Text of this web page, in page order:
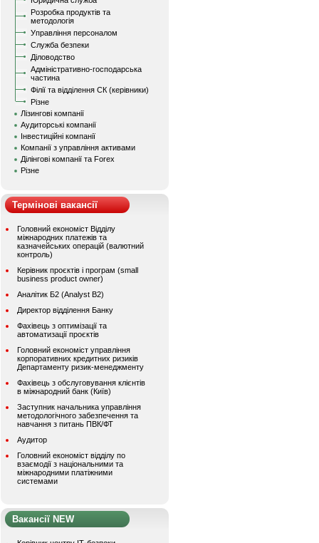
Розробка продуктів та
методологія
Управління персоналом
Служба безпеки
Діловодство
Адміністративно-господарська
частина
Філії та відділення СК (керівники)
Різне
Лізингові компанії
Аудиторські компанії
Інвестиційні компанії
Компанії з управління активами
Ділінгові компанії та Forex
Різне
Термінові вакансії
Головний економіст Відділу
міжнародних платежів та
казначейських операцій (валютний
контроль)
Керівник проєктів і програм (small
business product owner)
Аналітик Б2 (Analyst B2)
Директор відділення Банку
Фахівець з оптимізації та
автоматизації проєктів
Головний економіст управління
корпоративних кредитних ризиків
Департаменту ризик-менеджменту
Фахівець з обслуговування клієнтів
в міжнародний банк (Київ)
Заступник начальника управління
методологічного забезпечення та
навчання з питань ПВК/ФТ
Аудитор
Головний економіст відділу по
взаємодії з національними та
міжнародними платіжними
системами
Вакансії NEW